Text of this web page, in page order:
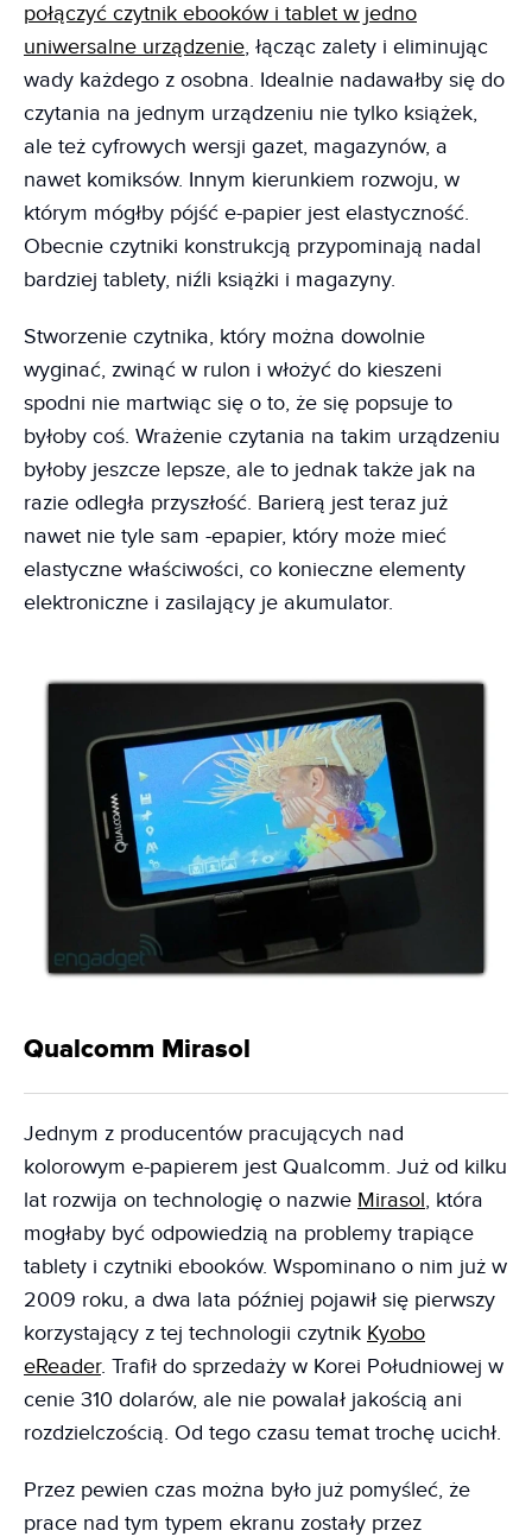
połączyć czytnik ebooków i tablet w jedno
uniwersalne urządzenie, łącząc zalety i eliminując
wady każdego z osobna. Idealnie nadawałby się do
czytania na jednym urządzeniu nie tylko książek,
ale też cyfrowych wersji gazet, magazynów, a
nawet komiksów. Innym kierunkiem rozwoju, w
którym mógłby pójść e-papier jest elastyczność.
Obecnie czytniki konstrukcją przypominają nadal
bardziej tablety, niźli książki i magazyny.
Stworzenie czytnika, który można dowolnie
wyginać, zwinąć w rulon i włożyć do kieszeni
spodni nie martwiąc się o to, że się popsuje to
byłoby coś. Wrażenie czytania na takim urządzeniu
byłoby jeszcze lepsze, ale to jednak także jak na
razie odległa przyszłość. Barierą jest teraz już
nawet nie tyle sam -epapier, który może mieć
elastyczne właściwości, co konieczne elementy
elektroniczne i zasilający je akumulator.
Qualcomm Mirasol
Jednym z producentów pracujących nad
kolorowym e-papierem jest Qualcomm. Już od kilku
lat rozwija on technologię o nazwie Mirasol, która
mogłaby być odpowiedzią na problemy trapiące
tablety i czytniki ebooków. Wspominano o nim już w
2009 roku, a dwa lata później pojawił się pierwszy
korzystający z tej technologii czytnik Kyobo
eReader. Trafił do sprzedaży w Korei Południowej w
cenie 310 dolarów, ale nie powalał jakością ani
rozdzielczością. Od tego czasu temat trochę ucichł.
Przez pewien czas można było już pomyśleć, że
prace nad tym typem ekranu zostały przez